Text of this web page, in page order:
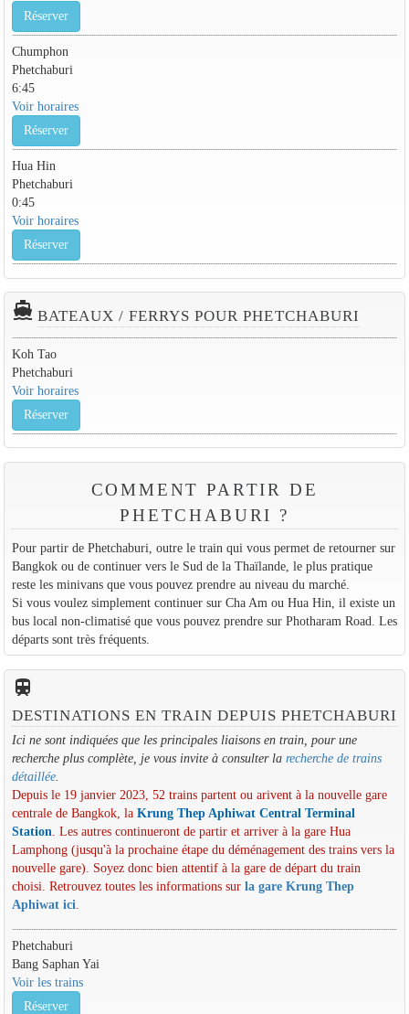
Réserver
Chumphon
Phetchaburi
6:45
Voir horaires
Réserver
Hua Hin
Phetchaburi
0:45
Voir horaires
Réserver
directions_boat BATEAUX / FERRYS POUR PHETCHABURI
Koh Tao
Phetchaburi
Voir horaires
Réserver
COMMENT PARTIR DE
PHETCHABURI ?
Pour partir de Phetchaburi, outre le train qui vous permet de retourner sur
Bangkok ou de continuer vers le Sud de la Thaïlande, le plus pratique
reste les minivans que vous pouvez prendre au niveau du marché.
Si vous voulez simplement continuer sur Cha Am ou Hua Hin, il existe un
bus local non-climatisé que vous pouvez prendre sur Photharam Road. Les
départs sont très fréquents.
train
DESTINATIONS EN TRAIN DEPUIS PHETCHABURI
Ici ne sont indiquées que les principales liaisons en train, pour une
recherche plus complète, je vous invite à consulter la recherche de trains
détaillée.
Depuis le 19 janvier 2023, 52 trains partent ou arivent à la nouvelle gare
centrale de Bangkok, la Krung Thep Aphiwat Central Terminal
Station . Les autres continueront de partir et arriver à la gare Hua
Lamphong (jusqu'à la prochaine étape du déménagement des trains vers la
nouvelle gare). Soyez donc bien attentif à la gare de départ du train
choisi. Retrouvez toutes les informations sur la gare Krung Thep
Aphiwat ici
Phetchaburi
Bang Saphan Yai
Voir les trains
Réserver